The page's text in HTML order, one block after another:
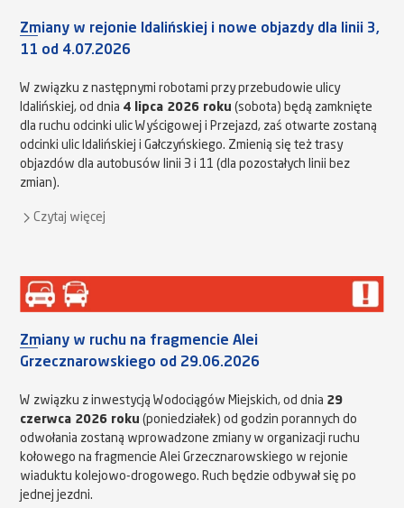
Zmiany w rejonie Idalińskiej i nowe objazdy dla linii 3,
11 od 4.07.2026
W związku z następnymi robotami przy przebudowie ulicy
Idalińskiej, od dnia 4 lipca 2026 roku (sobota) będą zamknięte
dla ruchu odcinki ulic Wyścigowej i Przejazd, zaś otwarte zostaną
odcinki ulic Idalińskiej i Gałczyńskiego. Zmienią się też trasy
objazdów dla autobusów linii 3 i 11 (dla pozostałych linii bez
zmian).
Czytaj więcej
Zmiany w ruchu na fragmencie Alei
Grzecznarowskiego od 29.06.2026
W związku z inwestycją Wodociągów Miejskich, od dnia 29
czerwca 2026 roku (poniedziałek) od godzin porannych do
odwołania zostaną wprowadzone zmiany w organizacji ruchu
kołowego na fragmencie Alei Grzecznarowskiego w rejonie
wiaduktu kolejowo-drogowego. Ruch będzie odbywał się po
jednej jezdni.